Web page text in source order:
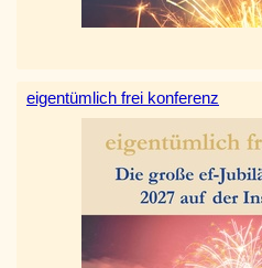
eigentümlich frei konferenz